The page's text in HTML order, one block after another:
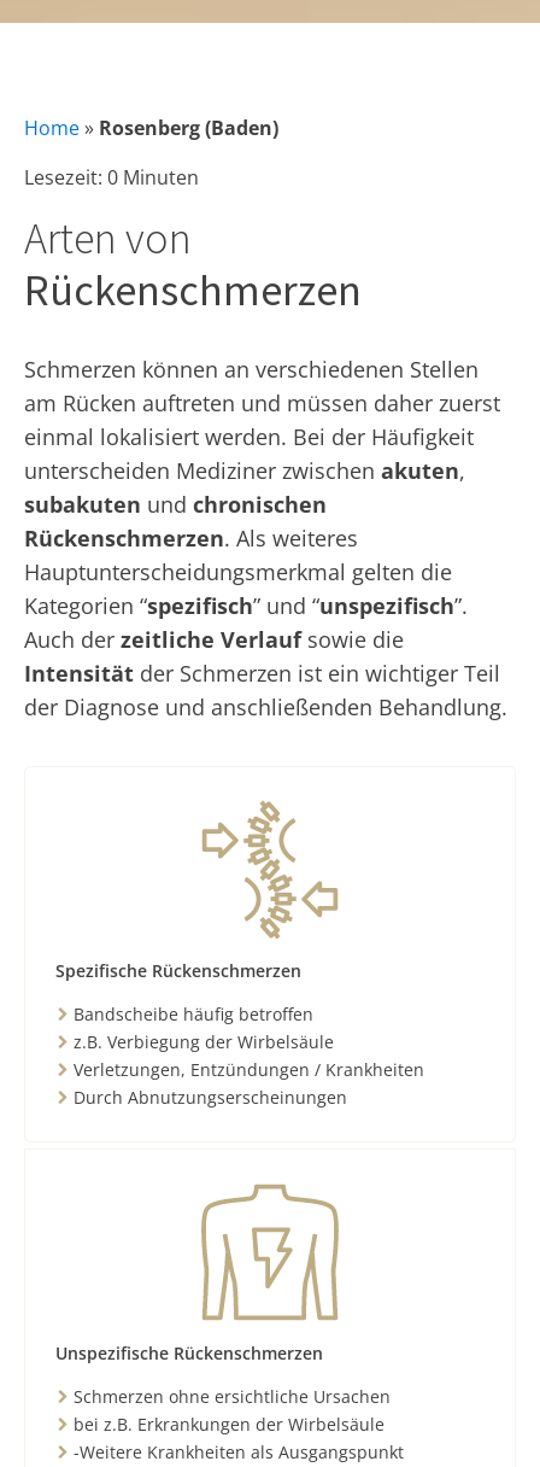
Home» Rosenberg (Baden)
Lesezeit: 0 Minuten
Arten von
Rückenschmerzen
Schmerzen können an verschiedenen Stellen
am Rücken auftreten und müssen daher zuerst
einmal lokalisiert werden. Bei der Häufigkeit
unterscheiden Mediziner zwischen akuten,
subakuten und chronischen
Rückenschmerzen. Als weiteres
Hauptunterscheidungsmerkmal gelten die
Kategorien “spezifisch” und “unspezifisch”.
Auch der zeitliche Verlauf sowie die
Intensität der Schmerzen ist ein wichtiger Teil
der Diagnose und anschließenden Behandlung.
Spezifische Rückenschmerzen
Bandscheibe häufig betroffen
z.B. Verbiegung der Wirbelsäule
Verletzungen, Entzündungen / Krankheiten
Durch Abnutzungserscheinungen
Unspezifische Rückenschmerzen
Schmerzen ohne ersichtliche Ursachen
bei z.B. Erkrankungen der Wirbelsäule
-Weitere Krankheiten als Ausgangspunkt